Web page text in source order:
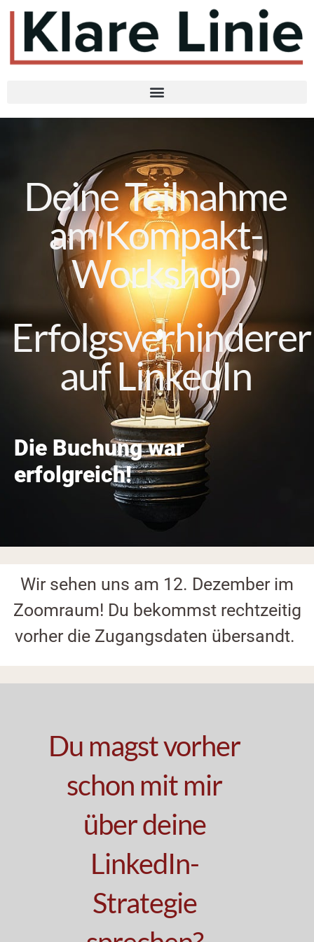
Deine Teilnahme
am Kompakt-
Workshop
Erfolgsverhinderer
auf LinkedIn
Die Buchung war
erfolgreich!
Wir sehen uns am 12. Dezember im
Zoomraum! Du bekommst rechtzeitig
vorher die Zugangsdaten übersandt.
Du magst vorher
schon mit mir
über deine
LinkedIn-
Strategie